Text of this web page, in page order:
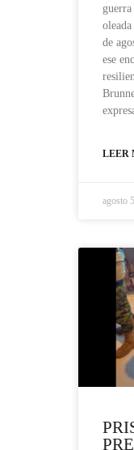
de
ese
LEER
agosto